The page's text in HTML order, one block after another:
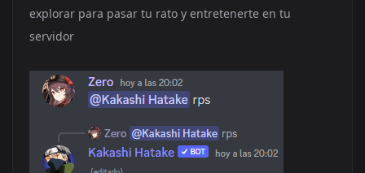
explorar para pasar tu rato y entretenerte en tu
servidor